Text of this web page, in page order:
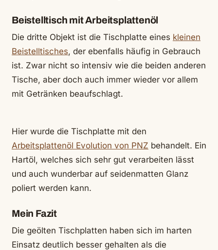
Beistelltisch mit Arbeitsplattenöl
Die dritte Objekt ist die Tischplatte eines kleinen
Beistelltisches, der ebenfalls häufig in Gebrauch
ist. Zwar nicht so intensiv wie die beiden anderen
Tische, aber doch auch immer wieder vor allem
mit Getränken beaufschlagt.
Hier wurde die Tischplatte mit den
Arbeitsplattenöl Evolution von PNZ behandelt. Ein
Hartöl, welches sich sehr gut verarbeiten lässt
und auch wunderbar auf seidenmatten Glanz
poliert werden kann.
Mein Fazit
Die geölten Tischplatten haben sich im harten
Einsatz deutlich besser gehalten als die